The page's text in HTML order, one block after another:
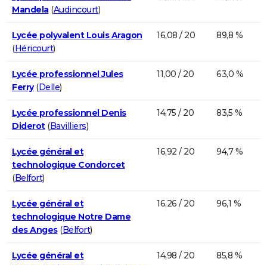
Mandela(Audincourt)
Lycée polyvalent Louis Aragon
(Héricourt)
16,08 / 20 89,8 %
Lycée professionnel Jules
Ferry(Delle)
11,00 / 20 63,0 %
Lycée professionnel Denis
Diderot(Bavilliers)
14,75 / 20 83,5 %
Lycée général et
technologique Condorcet
(Belfort)
16,92 / 20 94,7 %
Lycée général et
technologique Notre Dame
des Anges(Belfort)
16,26 / 20 96,1 %
Lycée général et
14,98 / 20 85,8 %